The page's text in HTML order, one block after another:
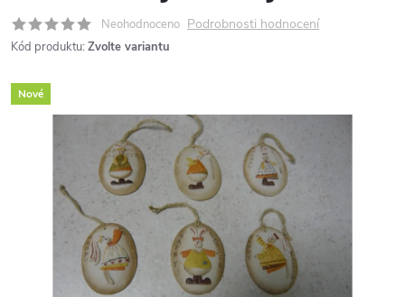
Neohodnoceno Podrobnosti hodnocení
Kód produktu: Zvolte variantu
Nové